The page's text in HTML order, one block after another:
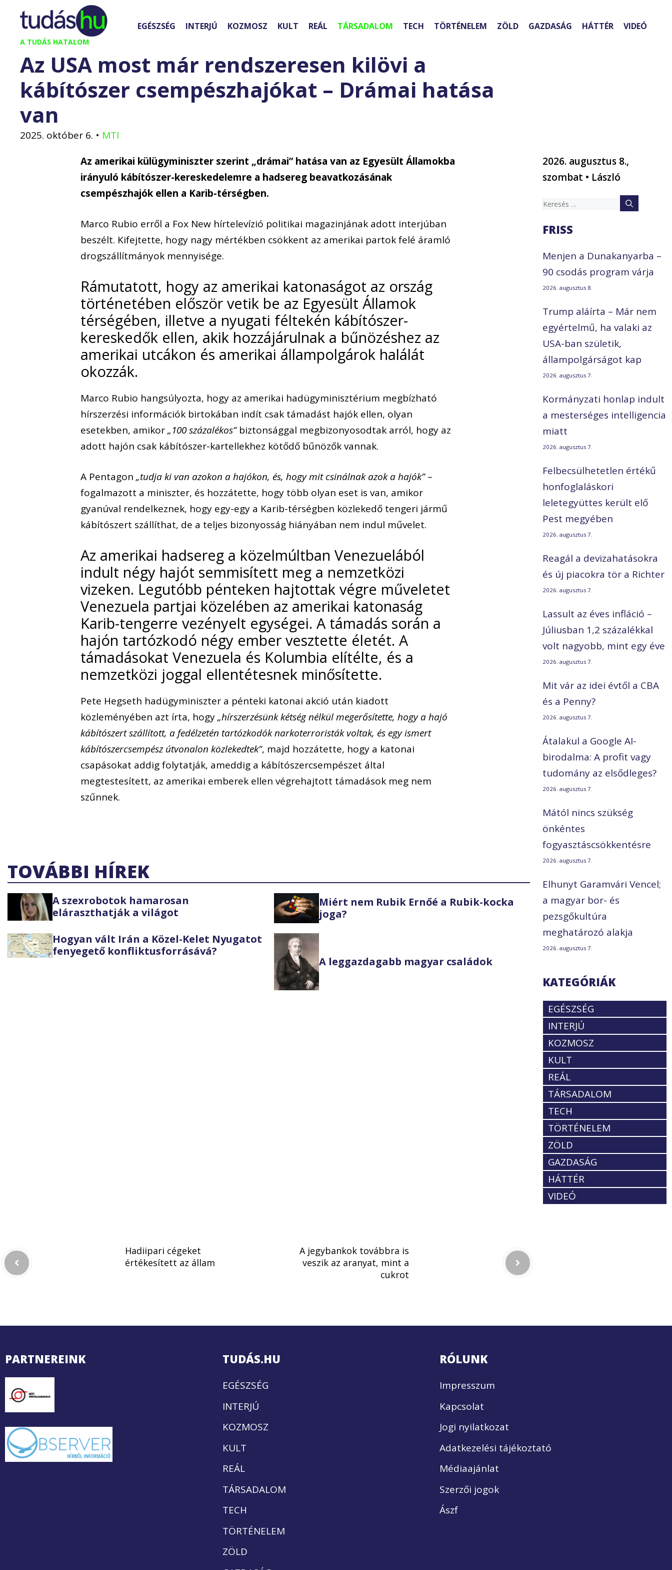
Kilépés
tartalomba
A TUDÁS HATALOM
EGÉSZSÉG INTERJÚ KOZMOSZ KULT REÁL TÁRSADALOM TECH TÖRTÉNELEM ZÖLD GAZDASÁG HÁTTÉR VIDEÓ
Az USA most már rendszeresen kilövi a
kábítószer csempészhajókat – Drámai hatása
van
2025. október 6. • MTI
Az amerikai külügyminiszter szerint „drámai” hatása van az Egyesült Államokba
irányuló kábítószer-kereskedelemre a hadsereg beavatkozásának
csempészhajók ellen a Karib-térségben.
Marco Rubio erről a Fox New hírtelevízió politikai magazinjának adott interjúban
beszélt. Kifejtette, hogy nagy mértékben csökkent az amerikai partok felé áramló
drogszállítmányok mennyisége.
Rámutatott, hogy az amerikai katonaságot az ország
történetében először vetik be az Egyesült Államok
térségében, illetve a nyugati féltekén kábítószer-
kereskedők ellen, akik hozzájárulnak a bűnözéshez az
amerikai utcákon és amerikai állampolgárok halálát
okozzák.
Marco Rubio hangsúlyozta, hogy az amerikai hadügyminisztérium megbízható
hírszerzési információk birtokában indít csak támadást hajók ellen, olyan
esetekben, amikor„100 százalékos”biztonsággal megbizonyosodtak arról, hogy az
adott hajón csak kábítószer-kartellekhez kötődő bűnözők vannak.
A Pentagon„tudja ki van azokon a hajókon, és, hogy mit csinálnak azok a hajók”–
fogalmazott a miniszter, és hozzátette, hogy több olyan eset is van, amikor
gyanúval rendelkeznek, hogy egy-egy a Karib-térségben közlekedő tengeri jármű
kábítószert szállíthat, de a teljes bizonyosság hiányában nem indul művelet.
Az amerikai hadsereg a közelmúltban Venezuelából
indult négy hajót semmisített meg a nemzetközi
vizeken. Legutóbb pénteken hajtottak végre műveletet
Venezuela partjai közelében az amerikai katonaság
Karib-tengerre vezényelt egységei. A támadás során a
hajón tartózkodó négy ember vesztette életét. A
támadásokat Venezuela és Kolumbia elítélte, és a
nemzetközi joggal ellentétesnek minősítette.
Pete Hegseth hadügyminiszter a pénteki katonai akció után kiadott
közleményében azt írta, hogy„hírszerzésünk kétség nélkül megerősítette, hogy a hajó
kábítószert szállított, a fedélzetén tartózkodók narkoterroristák voltak, és egy ismert
kábítószercsempész útvonalon közlekedtek”, majd hozzátette, hogy a katonai
csapásokat addig folytatják, ameddig a kábítószercsempészet által
megtestesített, az amerikai emberek ellen végrehajtott támadások meg nem
szűnnek.
TOVÁBBI HÍREK
A szexrobotok hamarosan
eláraszthatják a világot
Miért nem Rubik Ernőé a Rubik-kocka
joga?
Hogyan vált Irán a Közel-Kelet Nyugatot
fenyegető konfliktusforrásává?
A leggazdagabb magyar családok
2026. augusztus 8.,
szombat • László
Keresés:
FRISS
Menjen a Dunakanyarba –
90 csodás program várja
2026. augusztus 8.
Trump aláírta – Már nem
egyértelmű, ha valaki az
USA-ban születik,
állampolgárságot kap
2026. augusztus 7.
Kormányzati honlap indult
a mesterséges intelligencia
miatt
2026. augusztus 7.
Felbecsülhetetlen értékű
honfoglaláskori
leletegyüttes került elő
Pest megyében
2026. augusztus 7.
Reagál a devizahatásokra
és új piacokra tör a Richter
2026. augusztus 7.
Lassult az éves infláció –
Júliusban 1,2 százalékkal
volt nagyobb, mint egy éve
2026. augusztus 7.
Mit vár az idei évtől a CBA
és a Penny?
2026. augusztus 7.
Átalakul a Google AI-
birodalma: A profit vagy
tudomány az elsődleges?
2026. augusztus 7.
Mától nincs szükség
önkéntes
fogyasztáscsökkentésre
2026. augusztus 7.
Elhunyt Garamvári Vencel;
a magyar bor- és
pezsgőkultúra
meghatározó alakja
2026. augusztus 7.
KATEGÓRIÁK
EGÉSZSÉG
INTERJÚ
KOZMOSZ
KULT
REÁL
TÁRSADALOM
TECH
TÖRTÉNELEM
ZÖLD
GAZDASÁG
HÁTTÉR
VIDEÓ
Hadiipari cégeket
értékesített az állam
A jegybankok továbbra is
veszik az aranyat, mint a
cukrot
PARTNEREINK TUDÁS.HU
EGÉSZSÉG
INTERJÚ
KOZMOSZ
KULT
REÁL
TÁRSADALOM
TECH
TÖRTÉNELEM
ZÖLD
RÓLUNK
Impresszum
Kapcsolat
Jogi nyilatkozat
Adatkezelési tájékoztató
Médiaajánlat
Szerzői jogok
Ászf